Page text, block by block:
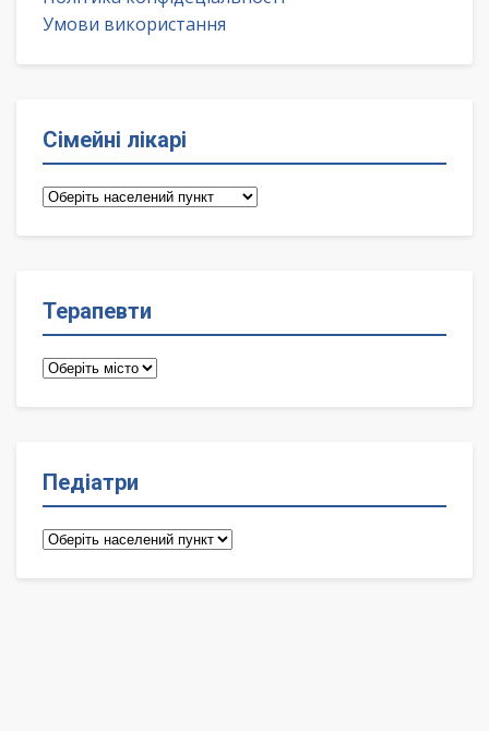
Умови використання
Сімейні лікарі
Сімейні
Терапевти
Терапевти
Педіатри
Педіатри